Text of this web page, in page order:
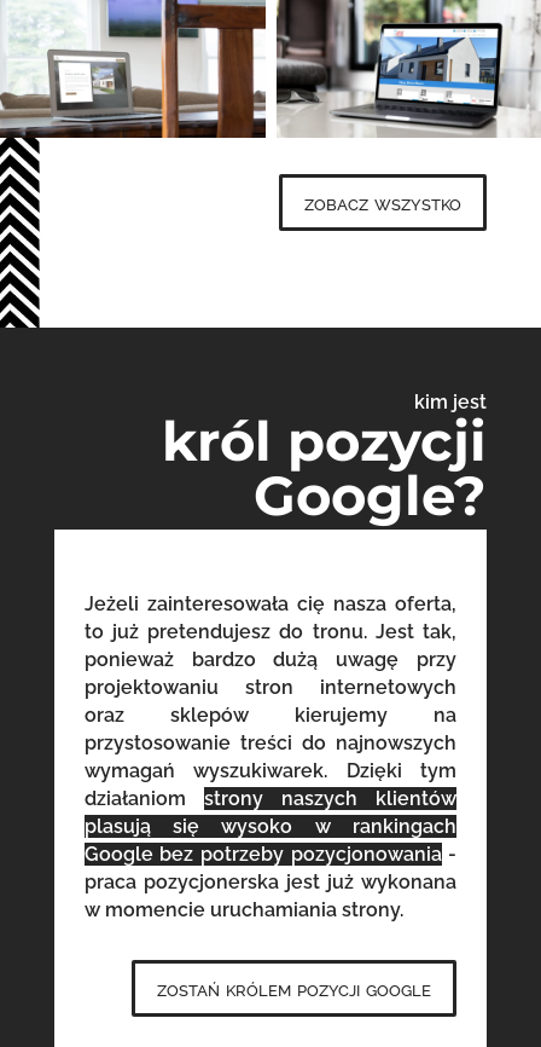
zobacz wszystko
kim jest
król pozycji
Google?
Jeżeli zainteresowała cię nasza oferta,
to już pretendujesz do tronu. Jest tak,
ponieważ bardzo dużą uwagę przy
projektowaniu stron internetowych
oraz sklepów kierujemy na
przystosowanie treści do najnowszych
wymagań wyszukiwarek. Dzięki tym
działaniom strony naszych klientów
plasują się wysoko w rankingach
Google bez potrzeby pozycjonowania-
praca pozycjonerska jest już wykonana
w momencie uruchamiania strony.
zostań królem pozycji google